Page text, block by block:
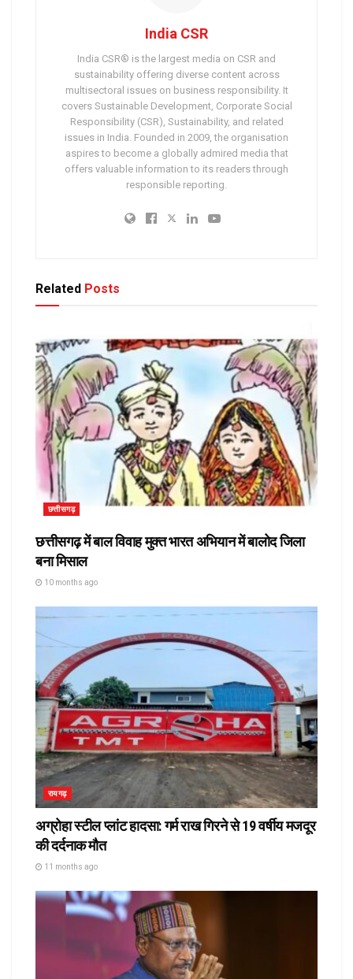
India CSR
India CSR® is the largest media on CSR and
sustainability offering diverse content across
multisectoral issues on business responsibility. It
covers Sustainable Development, Corporate Social
Responsibility (CSR), Sustainability, and related
issues in India. Founded in 2009, the organisation
aspires to become a globally admired media that
offers valuable information to its readers through
responsible reporting.
Related Posts
छत्तीसगढ़
छत्तीसगढ़ में बाल विवाह मुक्त भारत अभियान में बालोद जिला
बना मिसाल
10 months ago
रायगढ़
अग्रोहा स्टील प्लांट हादसा: गर्म राख गिरने से 19 वर्षीय मजदूर
की दर्दनाक मौत
11 months ago